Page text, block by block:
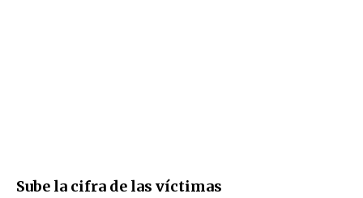
Sube la cifra de las víctimas